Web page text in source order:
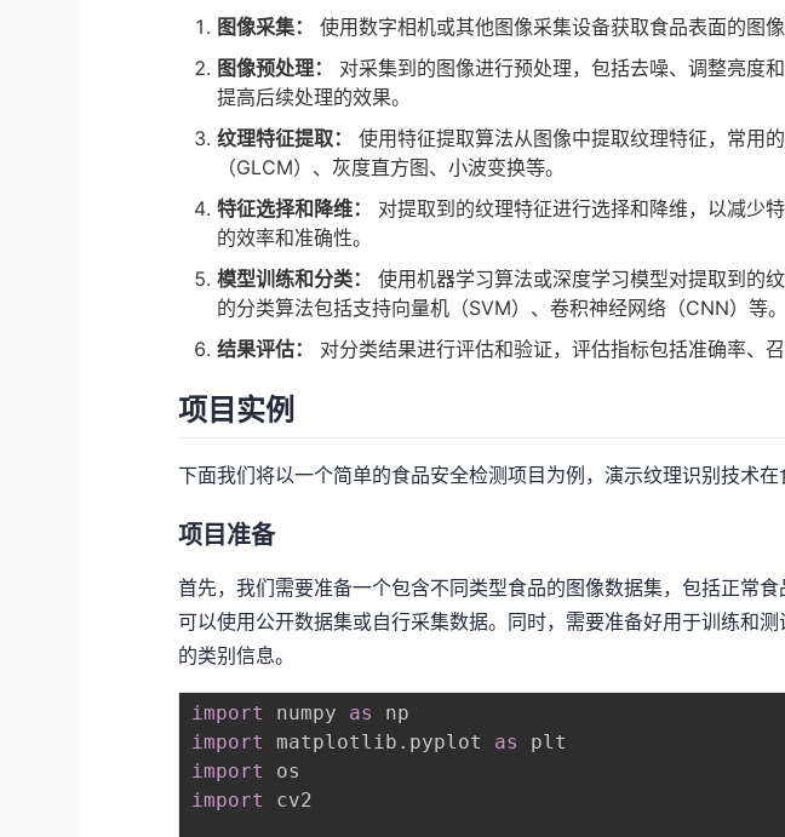
图像采集：
使用数字相机或其他图像采集设备获取食品表面的图像
图像预处理：
对采集到的图像进行预处理，包括去噪、调整亮度
提高后续处理的效果。
纹理特征提取：
使用特征提取算法从图像中提取纹理特征，常用
（GLCM）、灰度直方图、小波变换等。
特征选择和降维：
对提取到的纹理特征进行选择和降维，以减少
的效率和准确性。
模型训练和分类：
使用机器学习算法或深度学习模型对提取到的
的分类算法包括支持向量机（SVM）、卷积神经网络（CNN）等。
结果评估：
对分类结果进行评估和验证，评估指标包括准确率、召
项目实例
下面我们将以一个简单的食品安全检测项目为例，演示纹理识别技术在
项目准备
首先，我们需要准备一个包含不同类型食品的图像数据集，包括正常
可以使用公开数据集或自行采集数据。同时，需要准备好用于训练和
的类别信息。
import numpy as
import
matplotlib . pyplot as
import
import
cv2